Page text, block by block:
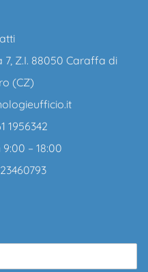
Z.I. 88050 Caraffa di
(CZ)
1956342
– 18:00